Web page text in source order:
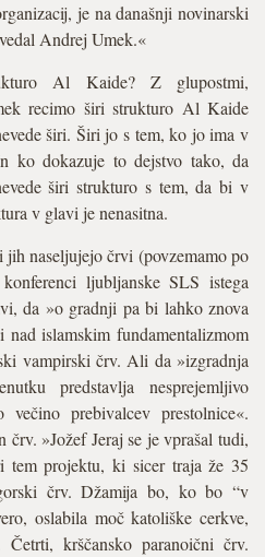
je na današnji novinarski
Andrej Umek.«
Al Kaide? Z glupostmi,
recimo širi strukturo Al Kaide
širi. Širi jo s tem, ko jo ima v
ko dokazuje to dejstvo tako, da
širi strukturo s tem, da bi v
v glavi je nenasitna.
naseljujejo črvi (povzemamo po
ljubljanske SLS istega
da »o gradnji pa bi lahko znova
islamskim fundamentalizmom
vampirski črv. Ali da »izgradnja
predstavlja nesprejemljivo
večino prebivalcev prestolnice«.
črv. »Jožef Jeraj se je vprašal tudi,
tem projektu, ki sicer traja že 35
črv. Džamija bo, ko bo “v
oslabila moč katoliške cerkve,
krščansko paranoični črv.